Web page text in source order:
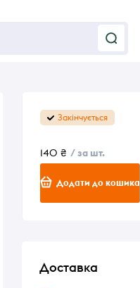
Закінчується
140 ₴ / за шт.
Додати до кошика
Доставка